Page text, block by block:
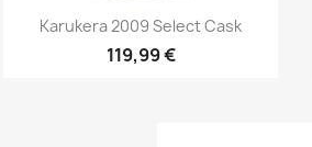
Aperçu rapide
Karukera 2009 Select Cask
119,99 €